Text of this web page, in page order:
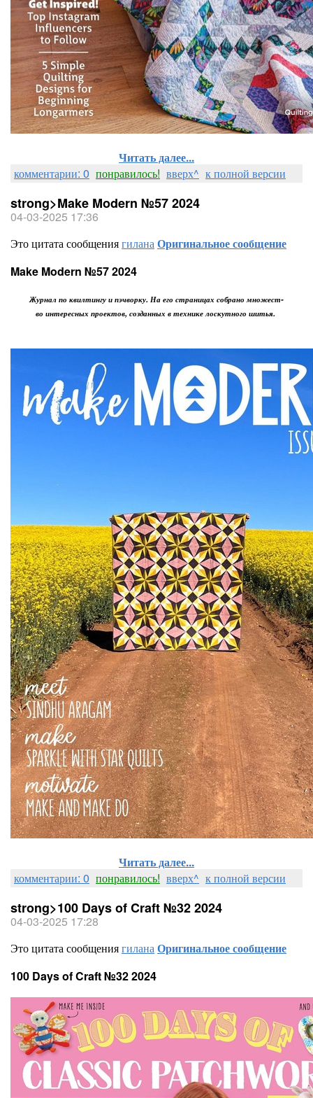
Читать далее...
комментарии: 0 понравилось! вверх^ к полной версии
strong>Make Modern №57 2024
04-03-2025 17:36
Это цитата сообщениягиланаОригинальное сообщение
Make Modern №57 2024
Журнал по квилтингу и пэчворку. На его страницах собрано множест-
во интересных проектов, созданных в технике лоскутного шитья.
Читать далее...
комментарии: 0 понравилось! вверх^ к полной версии
strong>100 Days of Craft №32 2024
04-03-2025 17:28
Это цитата сообщениягиланаОригинальное сообщение
100 Days of Craft №32 2024